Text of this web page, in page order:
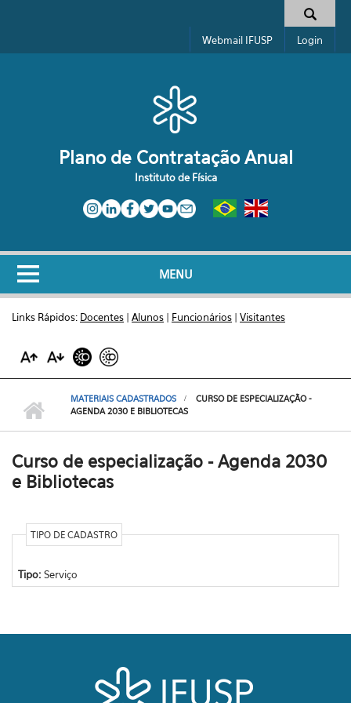
Formulário de busca
Webmail IFUSP Login
Plano de Contratação Anual
Instituto de Física
MENU
Links Rápidos: Docentes | Alunos | Funcionários | Visitantes
MATERIAIS CADASTRADOS
CURSO DE ESPECIALIZAÇÃO -
AGENDA 2030 E BIBLIOTECAS
Curso de especialização - Agenda 2030
e Bibliotecas
TIPO DE CADASTRO
Tipo: Serviço